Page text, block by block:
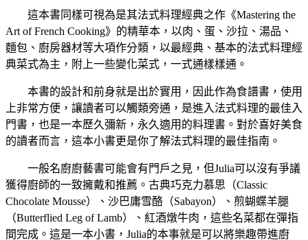
這本書同樣可視為是其法式料理經典之作《Mastering the
Art of French Cooking》的精華本，以肉、蛋、沙拉、湯品、
麵包、廚房器材等大項作分類，以最經典、基本的法式料理經
典菜式為主，附上一些變化菜式，一式通樣樣通。
本書的設計和前身就是出於實用，因此作為食譜書，使用
上非常方便，讓讀者可以觸類旁通，是進入法式料理的最佳入
門書，也是一本歷久彌新，永久適用的料理書。對於喜好美食
的讀者而言，這本小書更是你了解法式料理的最佳指南。
一般名廚廚藝書可能會有門戶之見，但Julia可以沒有爭議
獲得廚師的一致擁戴和推薦。古典巧克力慕思（Classic
Chocolate Mousse）、沙巴庸雪酪（Sabayon）、煎蝴蝶羊腿
（Butterflied Leg of Lamb）、紅酒燉牛肉，這些名菜都在彈指
間完成。這是一本小書，Julia的本事就是可以將樂趣帶進廚